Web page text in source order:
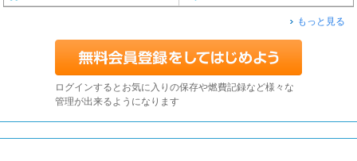
もっと見る
ログインするとお気に入りの保存や燃費記録など様々な
管理が出来るようになります